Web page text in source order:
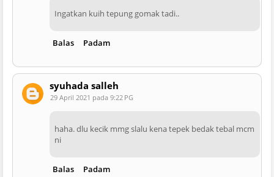
Ingatkan kuih tepung gomak tadi..
Balas Padam
syuhada salleh
29 April 2021 pada 9:22 PG
haha. dlu kecik mmg slalu kena tepek bedak tebal mcm
ni
Balas Padam